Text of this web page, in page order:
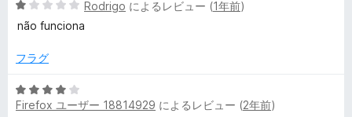
評
価
5
段
中
の
評
Rodrigo によるレビュー (1年前)
não funciona
フラグ
5
段
Firefox ユーザー 18814929 によるレビュー (2年前)